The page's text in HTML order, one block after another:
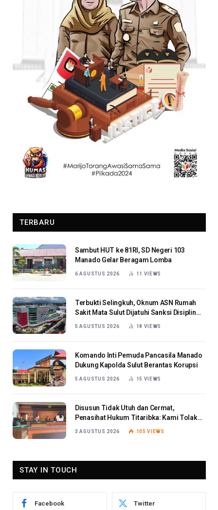
TERBARU
Sambut HUT ke 81RI, SD Negeri 103
Manado Gelar Beragam Lomba
6 AGUSTUS 2026 11 VIEWS
Terbukti Selingkuh, Oknum ASN Rumah
Sakit Mata Sulut Dijatuhi Sanksi Disiplin
5 AGUSTUS 2026 18 VIEWS
Komando Inti Pemuda Pancasila Manado
Dukung Kapolda Sulut Berantas Korupsi
5 AGUSTUS 2026 15 VIEWS
Disusun Tidak Utuh dan Cermat,
Penasihat Hukum Titaribka: Kami Tolak
3 AGUSTUS 2026 105VIEWS
STAY IN TOUCH
Facebook Twitter